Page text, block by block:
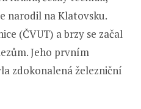
narodil na Klatovsku.
(ČVUT) a brzy se začal
Jeho prvním
zdokonalená železniční